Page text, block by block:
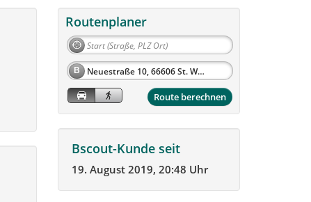
Routenplaner
B
Route berechnen
Bscout-Kunde seit
19. August 2019, 20:48 Uhr